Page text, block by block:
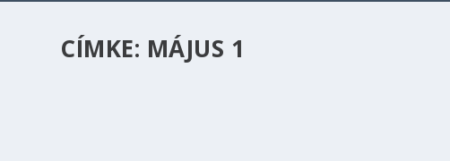
CÍMKE: MÁJUS 1